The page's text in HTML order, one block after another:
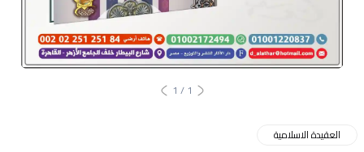
1
/
1
العقيدة الاسلامية